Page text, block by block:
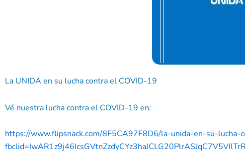
La UNIDA en su lucha contra el COVID-19
Vé nuestra lucha contra el COVID-19 en:
https://www.flipsnack.com/8F5CA97F8D6/la-unida-en-su-